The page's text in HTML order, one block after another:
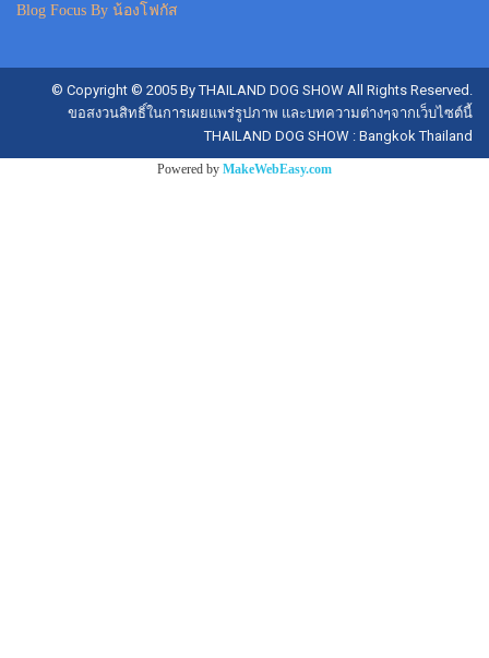
Blog Focus By น้องโฟกัส
© Copyright © 2005 By THAILAND DOG SHOW All Rights Reserved.
ขอสงวนสิทธิ์ในการเผยแพร่รูปภาพ และบทความต่างๆจากเว็บไซต์นี้
THAILAND DOG SHOW : Bangkok Thailand
Powered by MakeWebEasy.com